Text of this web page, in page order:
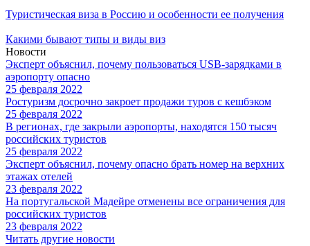
Туристическая виза в Россию и особенности ее получения
Какими бывают типы и виды виз
Новости
Эксперт объяснил, почему пользоваться USB-зарядками в
аэропорту опасно
25 февраля 2022
Ростуризм досрочно закроет продажи туров с кешбэком
25 февраля 2022
В регионах, где закрыли аэропорты, находятся 150 тысяч
российских туристов
25 февраля 2022
Эксперт объяснил, почему опасно брать номер на верхних
этажах отелей
23 февраля 2022
На португальской Мадейре отменены все ограничения для
российских туристов
23 февраля 2022
Читать другие новости